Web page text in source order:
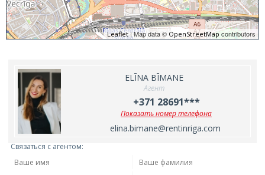
Leaflet| Map data © OpenStreetMapcontributors
ELĪNA BĪMANE
Агент
+371 28691***
Показать номер телефона
elina.bimane@rentinriga.com
Связаться с агентом: